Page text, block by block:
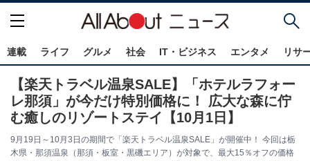
連載 ライフ グルメ 社会 IT・ビジネス エンタメ リサ
【楽天トラベル温泉SALE】「ホテルラフォー
レ那須」が今だけ特別価格に！ 広大な森に佇
む癒しのリゾートステイ【10月1日】
9月19日～10月3日の期間で「楽天トラベル温泉SALE」が開催中！ 今回は栃
木県・那須温泉（那須・板室・黒磯エリア）が対象で、最大15％オフの価格